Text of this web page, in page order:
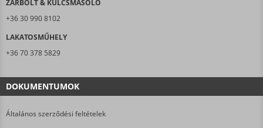
ZÁRBOLT & KULCSMÁSOLÓ
+36 30 990 8102
LAKATOSMŰHELY
+36 70 378 5829
DOKUMENTUMOK
Általános szerződési feltételek